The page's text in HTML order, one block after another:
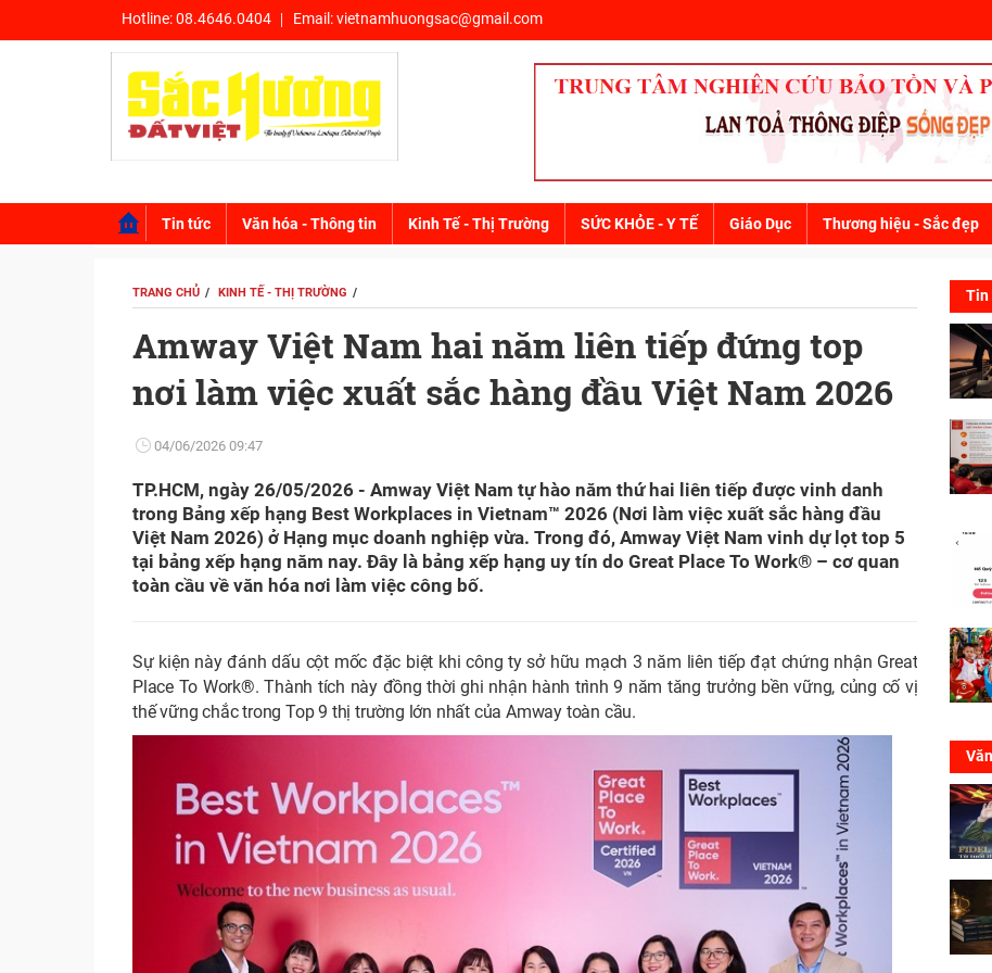
Hotline:08.4646.0404 Email:vietnamhuongsac@gmail.com
Tin tức Văn hóa - Thông tin Kinh Tế - Thị Trường SỨC KHỎE - Y TẾ Giáo Dục Thương hiệu - Sắc đẹp
TRANG CHỦ KINH TẾ - THỊ TRƯỜNG
Amway Việt Nam hai năm liên tiếp đứng top
nơi làm việc xuất sắc hàng đầu Việt Nam 2026
04/06/2026 09:47
TP.HCM, ngày 26/05/2026 - Amway Việt Nam tự hào năm thứ hai liên tiếp được vinh danh
trong Bảng xếp hạng Best Workplaces in Vietnam™ 2026 (Nơi làm việc xuất sắc hàng đầu
Việt Nam 2026) ở Hạng mục doanh nghiệp vừa. Trong đó, Amway Việt Nam vinh dự lọt top 5
tại bảng xếp hạng năm nay. Đây là bảng xếp hạng uy tín do Great Place To Work® – cơ quan
toàn cầu về văn hóa nơi làm việc công bố.
Sự kiện này đánh dấu cột mốc đặc biệt khi công ty sở hữu mạch 3 năm liên tiếp đạt chứng nhận Great
Place To Work®. Thành tích này đồng thời ghi nhận hành trình 9 năm tăng trưởng bền vững, củng cố vị
thế vững chắc trong Top 9 thị trường lớn nhất của Amway toàn cầu.
Tin